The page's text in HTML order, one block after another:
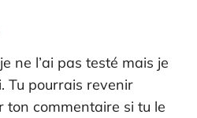
ne l’ai pas testé mais je
Tu pourrais revenir
ton commentaire si tu le